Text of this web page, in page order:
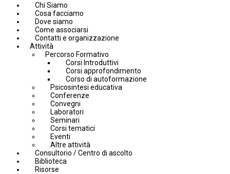
Chi Siamo
Cosa facciamo
Dove siamo
Come associarsi
Contatti e organizzazione
Attività
Percorso Formativo
Corsi Introduttivi
Corsi approfondimento
Corso di autoformazione
Psicosintesi educativa
Conferenze
Convegni
Laboratori
Seminari
Corsi tematici
Eventi
Altre attività
Consultorio / Centro di ascolto
Biblioteca
Risorse